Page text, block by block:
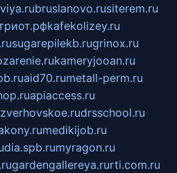
bruslanovo.rusiterem.ru
kafekolizey.ru
sugarepilekb.rugrinox.ru
kameryjooan.ru
aid70.rumetall-perm.ru
apiaccess.ru
drsschool.ru
medikijob.ru
myragon.ru
gardengallereya.rurti.com.ru